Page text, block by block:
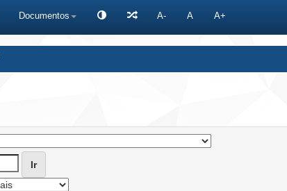
Documentos A- A A+